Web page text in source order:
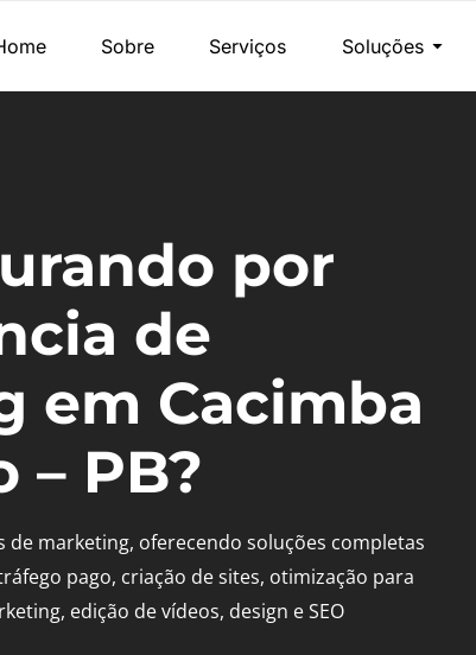
Sobre Serviços Soluções
por
de
em Cacimba
– PB?
de marketing, oferecendo soluções completas
pago, criação de sites, otimização para
edição de vídeos, design e SEO